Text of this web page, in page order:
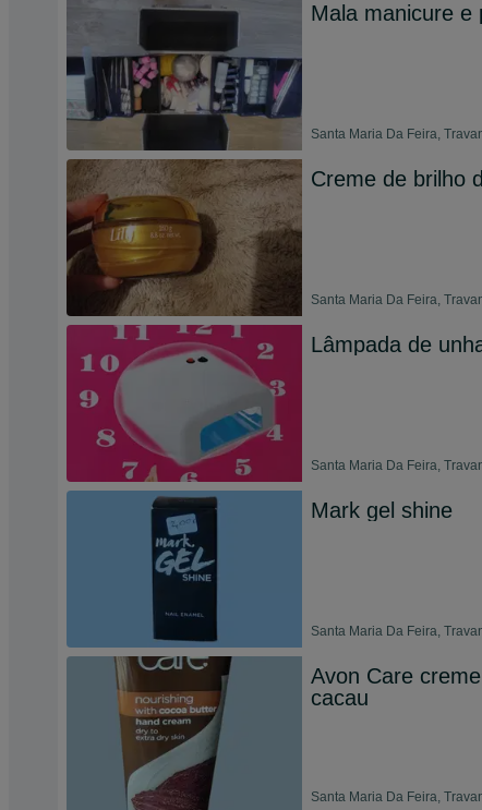
Mala manicure e
Santa Maria Da Feira,
Creme de brilho
Santa Maria Da Feira,
Lâmpada de
Santa Maria Da Feira,
Mark gel shine
Santa Maria Da Feira,
Avon Care
cacau
Santa Maria Da Feira,